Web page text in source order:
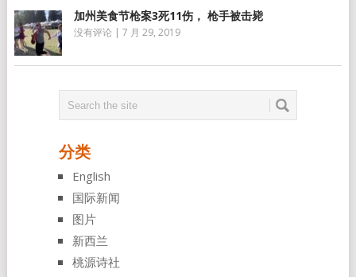
加州美食节枪案3死11伤， 枪手被击毙
没有评论 | 7 月 29, 2019
分类
English
国际新闻
图片
新西兰
桃源诗社